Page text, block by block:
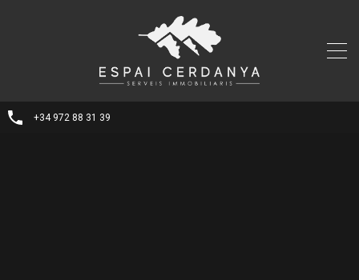
+34 972 88 31 39